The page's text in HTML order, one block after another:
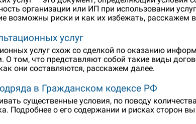
организации или ИП при использовании
возможны риски и как их избежать, расскажем
услуг
услуг схож со сделкой по оказанию
том, что представляют собой такие виды
они составляются, расскажем далее.
в Гражданском кодексе РФ
существенные условия, по поводу
Подробнее о его содержании и рисках сторон